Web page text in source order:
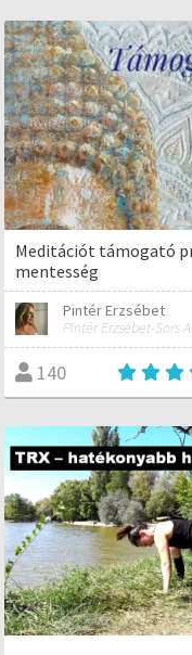
Meditációt támogató
mentesség
Pintér Erzsébet
Pintér Erzsébet-Sors
140